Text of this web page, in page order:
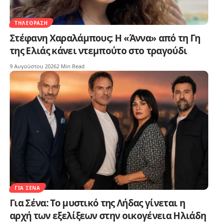
ΤΗΛΕΌΡΑΣΗ
Στέφανη Χαραλάμπους: Η «Άννα» από τη Γη
της Ελιάς κάνει ντεμπούτο στο τραγούδι
9 Αυγούστου 20262 Min Read
ΓΙΑ ΣΈΝΑ
Για Σένα: Το μυστικό της Λήδας γίνεται η
αρχή των εξελίξεων στην οικογένεια Ηλιάδη